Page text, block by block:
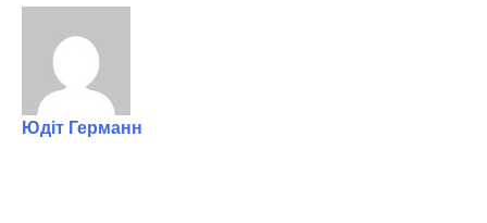
Юдіт Германн